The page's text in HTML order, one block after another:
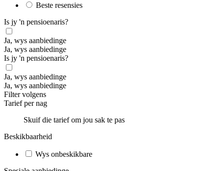
Beste resensies
Is jy 'n pensioenaris?
Ja, wys aanbiedinge
Ja, wys aanbiedinge
Is jy 'n pensioenaris?
Ja, wys aanbiedinge
Ja, wys aanbiedinge
Filter volgens
Tarief per nag
Skuif die tarief om jou sak te pas
Beskikbaarheid
Wys onbeskikbare